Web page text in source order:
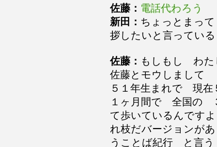
佐藤： 電話代わろう
新田： ちょっとまっ
拶したいと言ってい
佐藤： もしもし わた
佐藤とモウしまして
５１年生まれで 現
１ヶ月間で 全国の
て歩いているんです
れ枝だバージョンが
うことば紀行 と言